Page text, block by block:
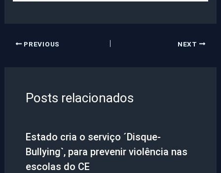
PREVIOUS NEXT
Posts relacionados
Estado cria o serviço ´Disque-
Bullying`, para prevenir violência nas
escolas do CE